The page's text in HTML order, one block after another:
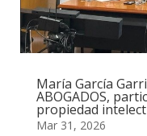
María García
ABOGADOS,
propiedad
Mar 31, 2026